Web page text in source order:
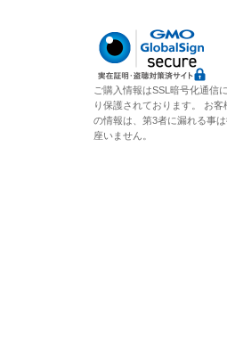
ご購入情報はSSL暗号化通信
り保護されております。 お客
の情報は、第3者に漏れる事
座いません。